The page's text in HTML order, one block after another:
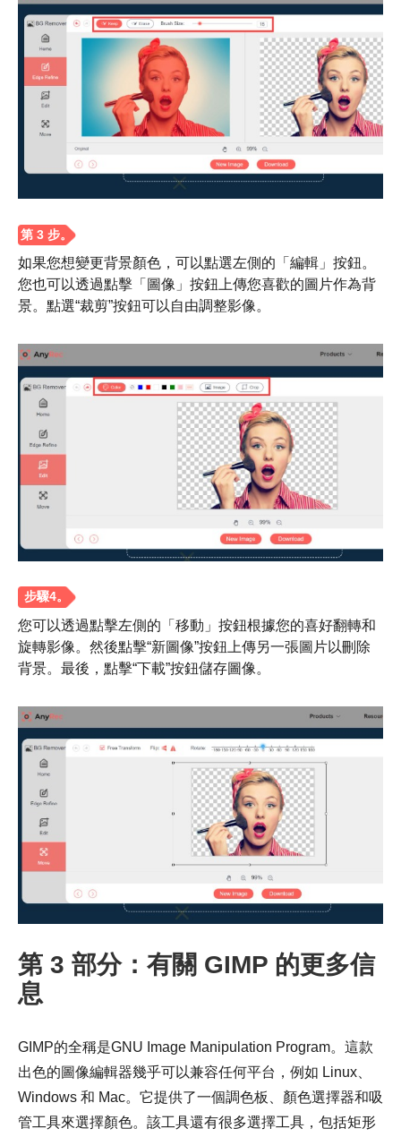
步驟1。
第2步。
如果您想變更背景顏色，可以點選左側的「編輯」按鈕。
您也可以透過點擊「圖像」按鈕上傳您喜歡的圖片作為背
景。點選“裁剪”按鈕可以自由調整影像。
您可以透過點擊左側的「移動」按鈕根據您的喜好翻轉和
旋轉影像。然後點擊“新圖像”按鈕上傳另一張圖片以刪除
背景。最後，點擊“下載”按鈕儲存圖像。
第 3 部分：有關 GIMP 的更多信
息
GIMP的全稱是GNU Image Manipulation Program。這款
出色的圖像編輯器幾乎可以兼容任何平台，例如 Linux、
Windows 和 Mac。它提供了一個調色板、顏色選擇器和吸
管工具來選擇顏色。該工具還有很多選擇工具，包括矩形